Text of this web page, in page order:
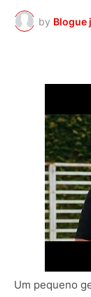
by Blogue
Um pequeno